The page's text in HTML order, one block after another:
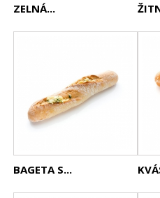
ZELNÁ...
BAGETA S...